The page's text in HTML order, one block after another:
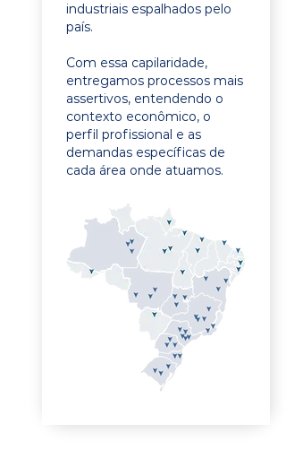
industriais espalhados pelo
país.
Com essa capilaridade,
entregamos processos mais
assertivos, entendendo o
contexto econômico, o
perfil profissional e as
demandas específicas de
cada área onde atuamos.